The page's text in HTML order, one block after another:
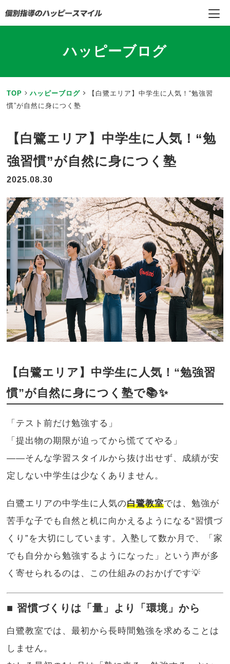
ハッピーブログ
TOP ハッピーブログ
【白鷺エリア】中学生に人気！“勉強習
慣”が自然に身につく塾
【白鷺エリア】中学生に人気！“勉
強習慣”が自然に身につく塾
2025.08.30
【白鷺エリア】中学生に人気！“勉強習
慣”が自然に身につく塾で📚✨
「テスト前だけ勉強する」
「提出物の期限が迫ってから慌ててやる」
——そんな学習スタイルから抜け出せず、成績が安
定しない中学生は少なくありません。
白鷺エリアの中学生に人気の白鷺教室では、勉強が
苦手な子でも自然と机に向かえるようになる“習慣づ
くり”を大切にしています。入塾して数か月で、「家
でも自分から勉強するようになった」という声が多
く寄せられるのは、この仕組みのおかげです💡
■ 習慣づくりは「量」より「環境」から
白鷺教室では、最初から長時間勉強を求めることは
しません。